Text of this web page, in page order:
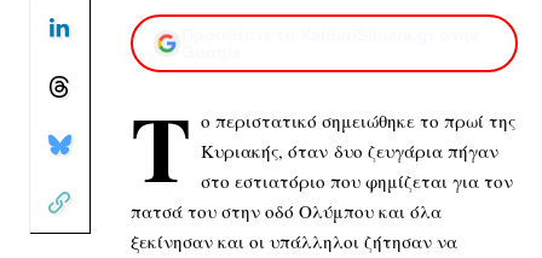
Τ ο περιστατικό σημειώθηκε το πρωί της
Κυριακής, όταν δυο ζευγάρια πήγαν
στο εστιατόριο που φημίζεται για τον
πατσά του στην οδό Ολύμπου και όλα
ξεκίνησαν και οι υπάλληλοι ζήτησαν να